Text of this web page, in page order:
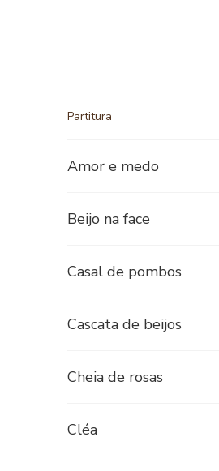
Partitura
Amor e medo
Beijo na face
Casal de pombos
Cascata de beijos
Cheia de rosas
Cléa